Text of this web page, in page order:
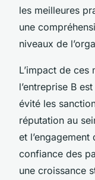
les meilleures
une
niveaux de
L’impact de
l’entreprise B
évité les
réputation au
et
confiance des
une croissance